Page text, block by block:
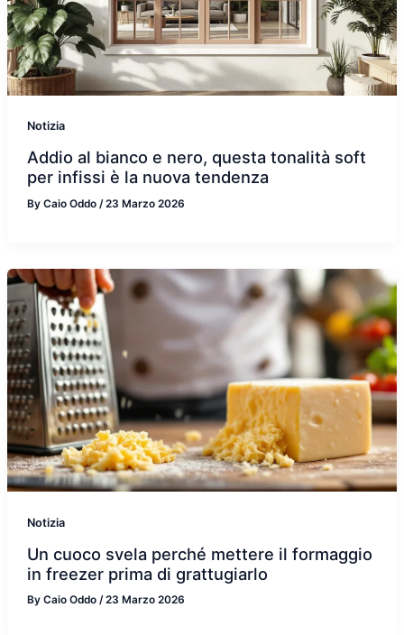
Notizia
Addio al bianco e nero, questa tonalità soft
per infissi è la nuova tendenza
By Caio Oddo /23 Marzo 2026
Notizia
Un cuoco svela perché mettere il formaggio
in freezer prima di grattugiarlo
By Caio Oddo /23 Marzo 2026